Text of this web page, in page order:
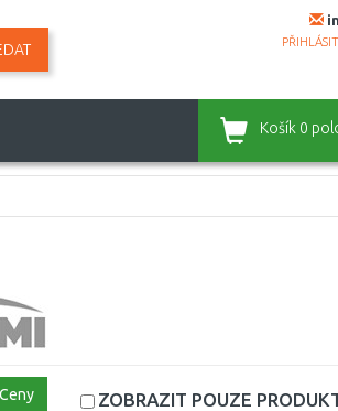
PŘIHLÁSIT
Košík 0
Ceny ZOBRAZIT POUZE